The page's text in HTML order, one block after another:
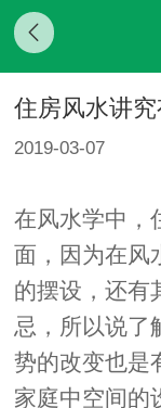
住房风水讲究
2019-03-07
在风水学中，
面，因为在风
的摆设，还有
忌，所以说了
势的改变也是
家庭中空间的